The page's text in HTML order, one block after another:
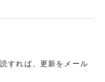
すれば、更新をメール